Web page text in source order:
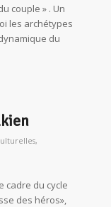
couple » . Un
les archétypes
du
,
cadre du cycle
des héros»,